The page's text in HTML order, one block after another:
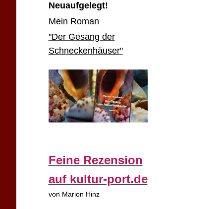
Neuaufgelegt!
Mein Roman
"Der Gesang der
Schneckenhäuser"
Feine Rezension
auf kultur-port.de
von Marion Hinz